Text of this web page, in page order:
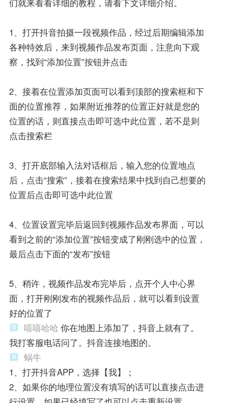
1、打开抖音拍摄一段视频作品，经过后期编辑添加
各种特效后，来到视频作品发布页面，注意向下观
察，找到“添加位置”按钮并点击
2、接着在位置添加页面可以看到顶部的搜索框和下
面的位置推荐，如果附近推荐的位置正好就是您的
位置的话，则直接点击即可选中此位置，若不是则
点击搜索栏
3、打开底部输入法对话框后，输入您的位置地点
后，点击“搜索”，接着在搜索结果中找到自己想要的
位置后点击即可选中此位置
4、位置设置完毕后返回到视频作品发布界面，可以
看到之前的“添加位置”按钮变成了刚刚选中的位置，
最后点击下面的“发布”按钮
5、稍许，视频作品发布完毕后，点开个人中心界
面，打开刚刚发布的视频作品后，就可以看到设置
好的位置了
嘻嘻哈哈 你在地图上添加了，抖音上就有了。
我打客服电话问了。抖音连接地图的。
蜗牛
1、打开抖音APP，选择【我】；
2、如果你的地理位置没有填写的话可以直接点击进